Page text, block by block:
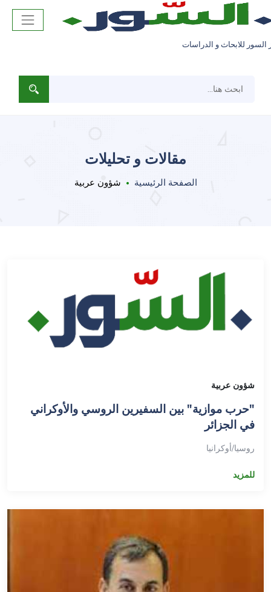
السور للابحاث و الدراسات
مقالات و تحليلات
الصفحة الرئيسية شؤون عربية
شؤون عربية
"حرب موازية" بين السفيرين الروسي والأوكراني
في الجزائر
روسيا/أوكرانيا
للمزيد